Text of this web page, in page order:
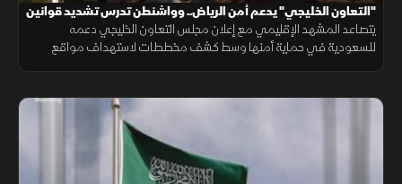
"التعاون الخليجي" يدعم أمن الرياض.. وواشنطن تدرس تشديد قوانين
الهجرة
يتصاعد المشهد الإقليمي مع إعلان مجلس التعاون الخليجي دعمه
للسعودية في حماية أمنها وسط كشف مخططات لاستهداف مواقع